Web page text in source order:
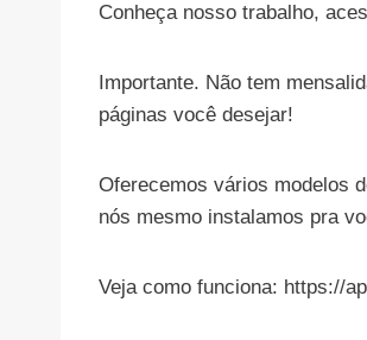
Conheça nosso trabalho,
Importante. Não tem
páginas você desejar!
Oferecemos vários modelos
nós mesmo instalamos pra
Veja como funciona: https://